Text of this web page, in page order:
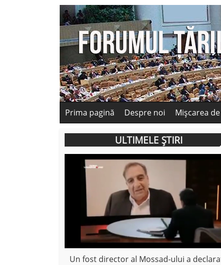
Prima pagină Despre noi Mișcarea
ULTIMELE ȘTIRI
Un fost director al Mossad-ului a